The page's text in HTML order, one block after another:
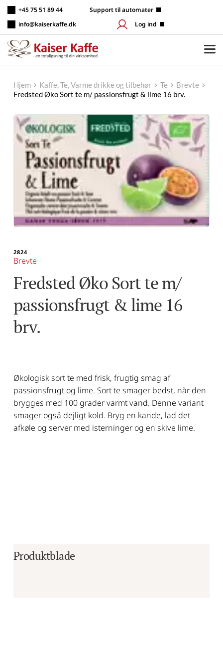
indhold
+45 75 51 89 44
info@kaiserkaffe.dk
Support til automater
Log ind
Hjem Kaffe, Te, Varme drikke og tilbehør Te
Brevte
Fredsted Øko Sort te m/ passionsfrugt & lime 16 brv.
2824
Brevte
Fredsted Øko Sort te m/
passionsfrugt & lime 16
brv.
Økologisk sort te med frisk, frugtig smag af
passionsfrugt og lime. Sort te smager bedst, når den
brygges med 100 grader varmt vand. Denne variant
smager også dejligt kold. Bryg en kande, lad det
afkøle og server med isterninger og en skive lime.
Produktblade